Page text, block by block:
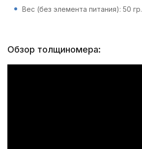
Вес (без элемента питания): 50 гр.
Обзор толщиномера: